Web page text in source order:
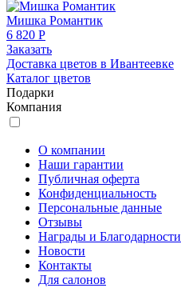
Мишка Романтик
6 820 Р
Заказать
Доставка цветов в Ивантеевке
Каталог цветов
Подарки
Компания
О компании
Наши гарантии
Публичная оферта
Конфиденциальность
Персональные данные
Отзывы
Награды и Благодарности
Новости
Контакты
Для салонов